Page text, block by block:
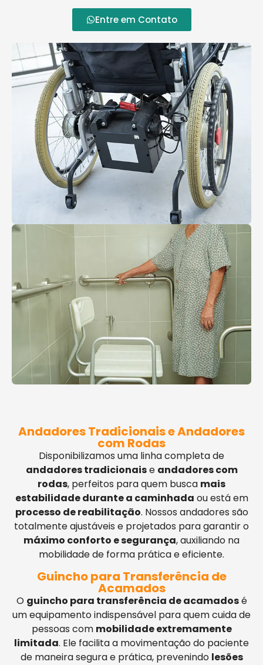
Entre em Contato
Andadores Tradicionais e Andadores
com Rodas
Disponibilizamos uma linha completa de
andadores tradicionaise andadores com
rodas, perfeitos para quem busca mais
estabilidade durante a caminhada ou está em
processo de reabilitação. Nossos andadores são
totalmente ajustáveis e projetados para garantir o
máximo conforto e segurança, auxiliando na
mobilidade de forma prática e eficiente.
Guincho para Transferência de
Acamados
O guincho para transferência de acamadosé
um equipamento indispensável para quem cuida de
pessoas com mobilidade extremamente
limitada. Ele facilita a movimentação do paciente
de maneira segura e prática, prevenindo lesões